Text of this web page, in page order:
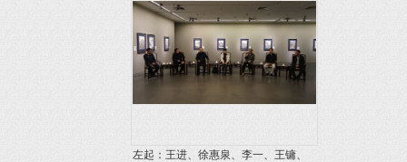
左起：王进、徐惠泉、李一、王镛、